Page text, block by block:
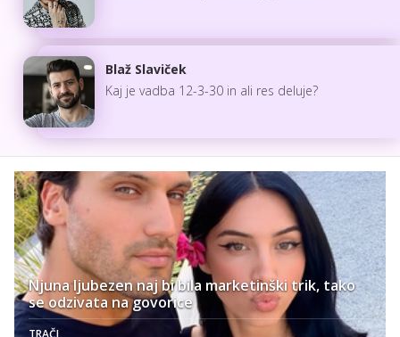
Blaž Slaviček
Kaj je vadba 12-3-30 in ali res deluje?
Njuna ljubezen naj bi bila marketinški trik, tako
se odzivata na govorice
TRAČI